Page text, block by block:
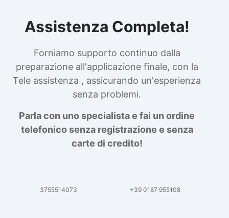
Assistenza Completa!
Forniamo supporto continuo dalla
preparazione all'applicazione finale, con la
Tele assistenza , assicurando un'esperienza
senza problemi.
Parla con uno specialista e fai un ordine
telefonico senza registrazione e senza
carte di credito!
3755514073 +39 0187 955108